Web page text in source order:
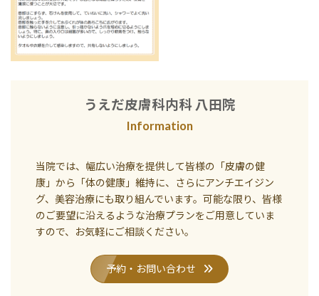
うえだ皮膚科内科 八田院
Information
当院では、幅広い治療を提供して皆様の「皮膚の健
康」から「体の健康」維持に、さらにアンチエイジン
グ、美容治療にも取り組んでいます。可能な限り、皆様
のご要望に沿えるような治療プランをご用意していま
すので、お気軽にご相談ください。
予約・お問い合わせ